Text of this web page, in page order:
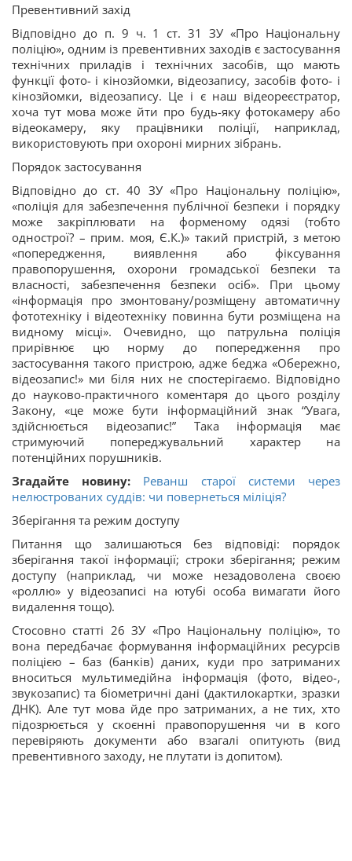
Превентивний захід
Відповідно до п. 9 ч. 1 ст. 31 ЗУ «Про Національну
поліцію», одним із превентивних заходів є застосування
технічних приладів і технічних засобів, що мають
функції фото- і кінозйомки, відеозапису, засобів фото- і
кінозйомки, відеозапису. Це і є наш відеореєстратор,
хоча тут мова може йти про будь-яку фотокамеру або
відеокамеру, яку працівники поліції, наприклад,
використовують при охороні мирних зібрань.
Порядок застосування
Відповідно до ст. 40 ЗУ «Про Національну поліцію»,
«поліція для забезпечення публічної безпеки і порядку
може закріплювати на форменому одязі (тобто
однострої? – прим. моя, Є.К.)» такий пристрій, з метою
«попередження, виявлення або фіксування
правопорушення, охорони громадської безпеки та
власності, забезпечення безпеки осіб». При цьому
«інформація про змонтовану/розміщену автоматичну
фототехніку і відеотехніку повинна бути розміщена на
видному місці». Очевидно, що патрульна поліція
прирівнює цю норму до попередження про
застосування такого пристрою, адже беджа «Обережно,
відеозапис!» ми біля них не спостерігаємо. Відповідно
до науково-практичного коментаря до цього розділу
Закону, «це може бути інформаційний знак “Увага,
здійснюється відеозапис!” Така інформація має
стримуючий попереджувальний характер на
потенційних порушників.
Згадайте новину: Реванш старої системи через
нелюстрованих суддів: чи повернеться міліція?
Зберігання та режим доступу
Питання що залишаються без відповіді: порядок
зберігання такої інформації; строки зберігання; режим
доступу (наприклад, чи може незадоволена своєю
«роллю» у відеозаписі на ютубі особа вимагати його
видалення тощо).
Стосовно статті 26 ЗУ «Про Національну поліцію», то
вона передбачає формування інформаційних ресурсів
поліцією – баз (банків) даних, куди про затриманих
вноситься мультимедійна інформація (фото, відео-,
звукозапис) та біометричні дані (дактилокартки, зразки
ДНК). Але тут мова йде про затриманих, а не тих, хто
підозрюється у скоєнні правопорушення чи в кого
перевіряють документи або взагалі опитують (вид
превентивного заходу, не плутати із допитом).